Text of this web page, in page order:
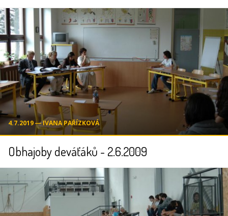
4.7.2019 ― IVANA PAŘÍZKOVÁ
Obhajoby deváťáků - 2.6.2009